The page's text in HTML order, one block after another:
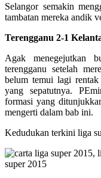
Selangor semakin
tambatan mereka andik
Terengganu 2-1
Agak menegejutkan
terengganu setelah
belum temui lagi
yang sepatutnya.
formasi yang
mengerti dalam bab ini.
Kedudukan terkini liga